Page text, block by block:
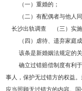
（一）重婚的；
（二）有配偶者与他人同
长沙出轨调查 （三）实施
（四）虐待、遗弃家庭成
该条是新婚姻法规定的关
确立过错赔偿制度有利于
事人，保护无过错方的权益
应当照顾无过错方的内容。